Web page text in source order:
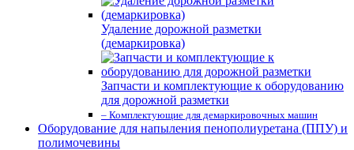
Удаление дорожной разметки
(демаркировка)
Запчасти и комплектующие к оборудованию
для дорожной разметки
– Комплектующие для демаркировочных машин
Оборудование для напыления пенополиуретана (ППУ) и
полимочевины